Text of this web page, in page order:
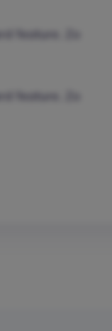
feature. Zo
feature. Zo